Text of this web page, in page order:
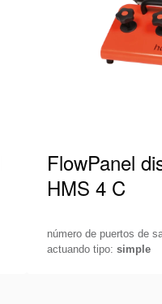
FlowPanel
HMS 4 C
número de puertos de
actuando tipo: simple